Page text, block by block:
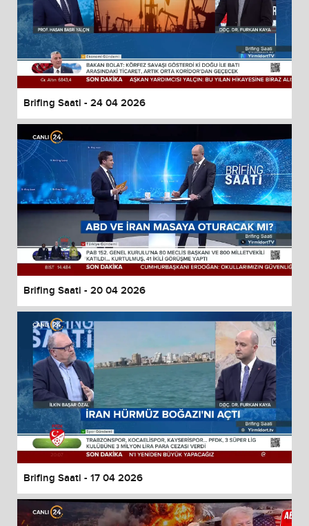
Brifing Saati - 24 04 2026
Brifing Saati - 20 04 2026
Brifing Saati - 17 04 2026